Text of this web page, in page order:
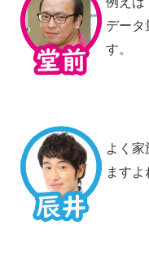
データ
す。
よく家
ますよ